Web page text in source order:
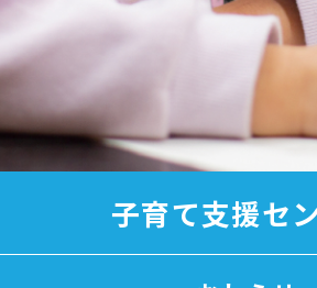
子育て支援セ